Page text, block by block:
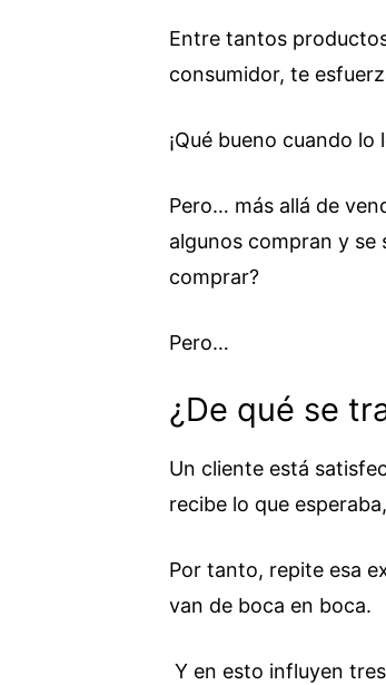
Entre tantos
consumidor, te
¡Qué bueno cuando lo
Pero… más allá de
algunos compran y se
comprar?
Pero…
¿De qué se
Un cliente está
recibe lo que
Por tanto, repite esa
van de boca en boca.
Y en esto influyen